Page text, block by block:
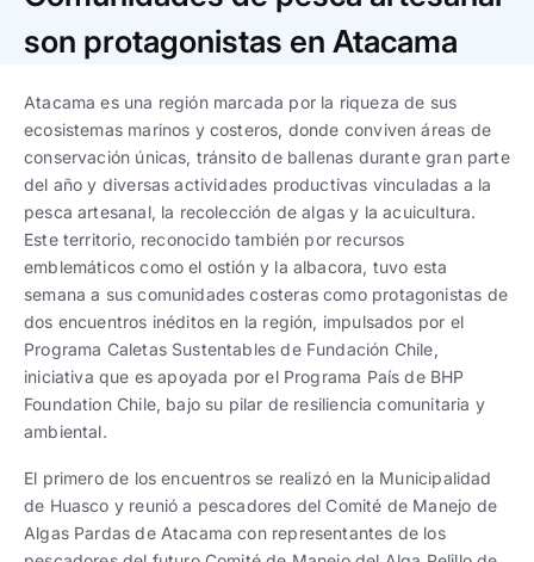
Trabaja con nosotros
Español English
Ver todas
Español English
Ver todas
Español English
progresivos de gestión
Español English
Español|English
Español|English
son protagonistas en Atacama
Atacama es una región marcada por la riqueza de sus
ecosistemas marinos y costeros, donde conviven áreas de
conservación únicas, tránsito de ballenas durante gran parte
del año y diversas actividades productivas vinculadas a la
pesca artesanal, la recolección de algas y la acuicultura.
Este territorio, reconocido también por recursos
emblemáticos como el ostión y la albacora, tuvo esta
semana a sus comunidades costeras como protagonistas de
dos encuentros inéditos en la región, impulsados por el
Programa Caletas Sustentables de Fundación Chile,
iniciativa que es apoyada por el Programa País de BHP
Foundation Chile, bajo su pilar de resiliencia comunitaria y
ambiental.
El primero de los encuentros se realizó en la Municipalidad
de Huasco y reunió a pescadores del Comité de Manejo de
Algas Pardas de Atacama con representantes de los